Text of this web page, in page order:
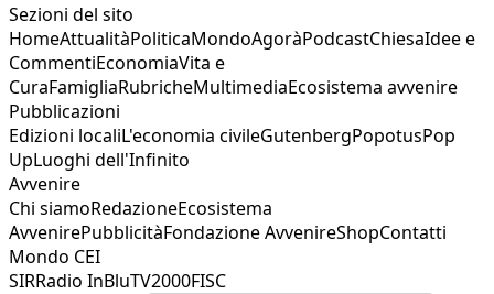
Sezioni del sito
HomeAttualitàPoliticaMondoAgoràPodcastChiesaIdee e
CommentiEconomiaVita e
CuraFamigliaRubricheMultimediaEcosistema avvenire
Pubblicazioni
Edizioni localiL'economia civileGutenbergPopotusPop
UpLuoghi dell'Infinito
Avvenire
Chi siamoRedazioneEcosistema
AvvenirePubblicitàFondazione AvvenireShopContatti
Mondo CEI
SIRRadio InBluTV2000FISC